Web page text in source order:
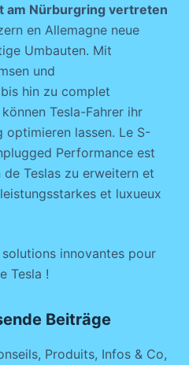
am Nürburgring vertreten
en Allemagne neue
Umbauten. Mit
und
hin zu complet
Tesla-Fahrer ihr
optimieren lassen. Le S-
Performance est
de Teslas zu erweitern et
et luxueux
Beiträge
Produits, Infos & Co,